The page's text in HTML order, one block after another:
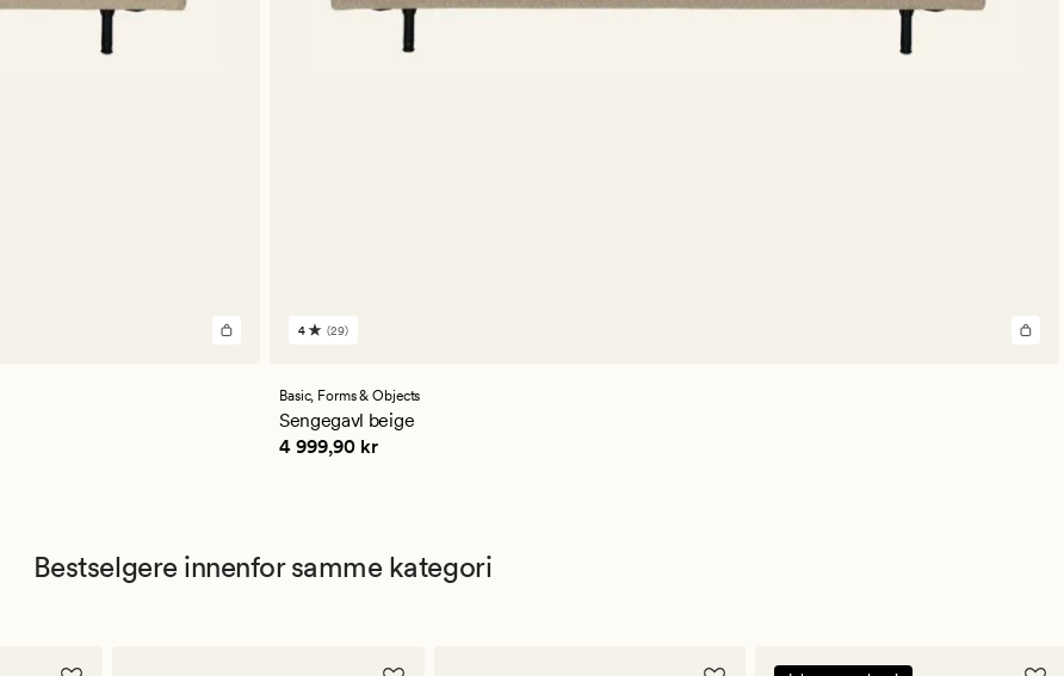
29
en
gjennomsnittlig
vurdering
på
4 (29)
Basic, Forms & Objects
Sengegavl beige
Pris 4 999,90 kr
4 999,90 kr
Bestselgere innenfor samme kategori